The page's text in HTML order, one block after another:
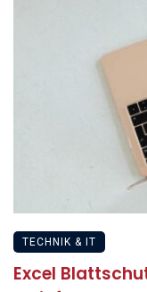
TECHNIK & IT
Excel